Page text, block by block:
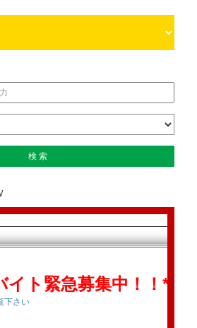
イト緊急募集中！！
下さい